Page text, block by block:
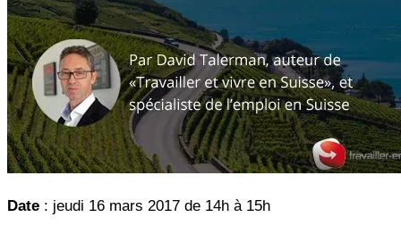
Date : jeudi 16 mars 2017 de 14h à 15h